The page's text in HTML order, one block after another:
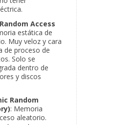
Access
estática de
Muy veloz y cara
de proceso de
Solo se
dentro de
y discos
Random
: Memoria
aleatorio.